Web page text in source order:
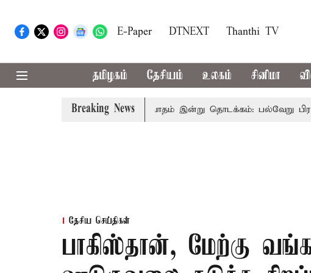
E-Paper DTNEXT Thanthi TV
தமிழகம் தேசியம் உலகம் சினிமா
Breaking News
பட்ஜெட் மீதான விவாதம் இன்று தொடக்கம்: பல்வேறு
தேசிய செய்திகள்
பாகிஸ்தான், மேற்கு